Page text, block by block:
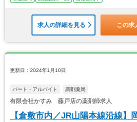
求人の詳細を見る この求
更新日：2024年1月10日
パート・アルバイト 調剤薬局
有限会社かすみ 藤戸店の薬剤師求人
【倉敷市内／JR山陽本線沿線】